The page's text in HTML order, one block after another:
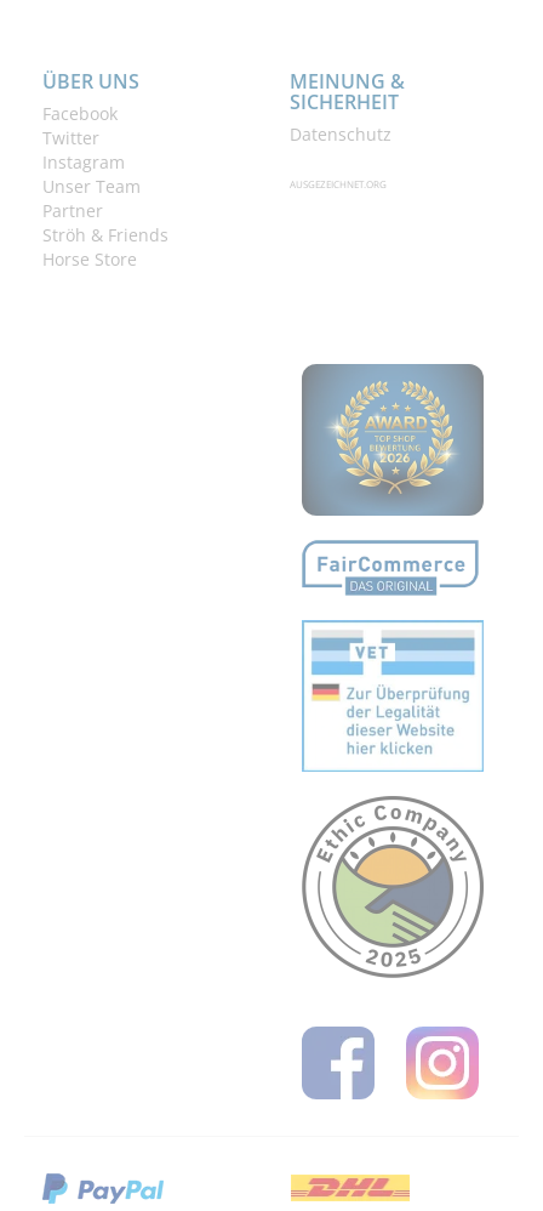
ÜBER UNS
Facebook
Twitter
Instagram
Unser Team
Partner
Ströh & Friends
Horse Store
MEINUNG &
SICHERHEIT
Datenschutz
AUSGEZEICHNET.ORG